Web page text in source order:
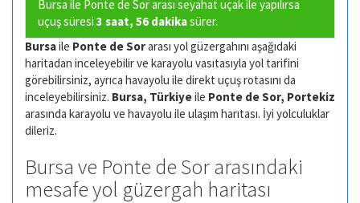
Bursa ile Ponte de Sor arası seyahat uçak ile yapılırsa
uçuş süresi 3 saat, 56 dakikasürer.
Bursaile Ponte de Sorarası yol güzergahını aşağıdaki
haritadan inceleyebilir ve karayolu vasıtasıyla yol tarifini
görebilirsiniz, ayrıca havayolu ile direkt uçuş rotasını da
inceleyebilirsiniz. Bursa, Türkiyeile Ponte de Sor, Portekiz
arasında karayolu ve havayolu ile ulaşım harıtası. İyi yolculuklar
dileriz.
Bursa ve Ponte de Sor arasındaki
mesafe yol güzergah haritası